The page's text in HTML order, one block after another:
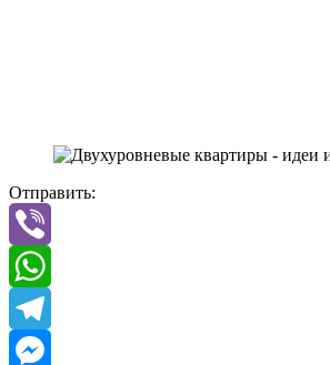
Отправить:
Viber
WhatsApp
Telegram